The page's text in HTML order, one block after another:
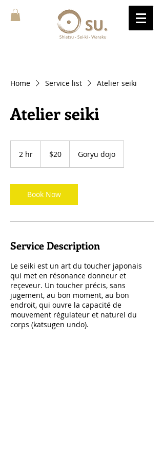
Home Service list Atelier seiki
Atelier seiki
2 hr
dollars$20 Goryu dojo
Book Now
Service Description
Le seiki est un art du toucher japonais
qui met en résonance donneur et
reçeveur. Un toucher précis, sans
jugement, au bon moment, au bon
endroit, qui ouvre la capacité de
mouvement régulateur et naturel du
corps (katsugen undo).